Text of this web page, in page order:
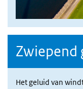
Zwiepend
Het geluid van